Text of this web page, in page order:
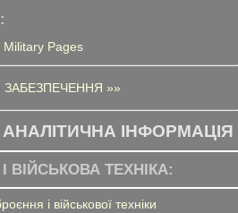
»»
ІНФОРМАЦІЯ
ВІЙСЬКОВА ТЕХНІКА:
і військової техніки